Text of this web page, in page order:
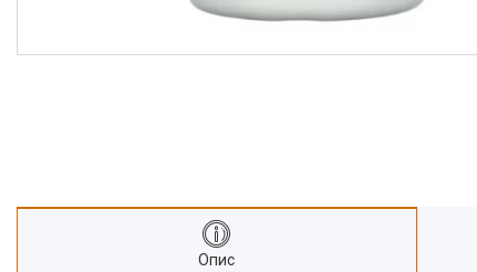
Крупи, насіння, бобові
Опис